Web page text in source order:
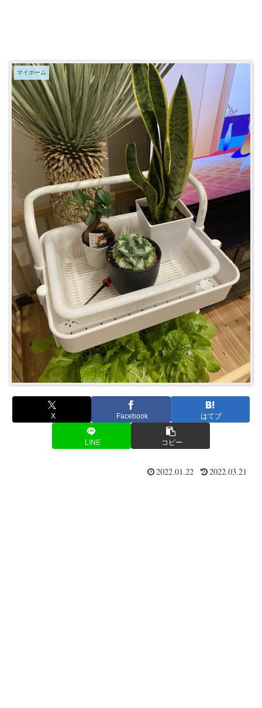
マイホーム
X Facebook はてブ
LINE コピー
2022.01.22 2022.03.21